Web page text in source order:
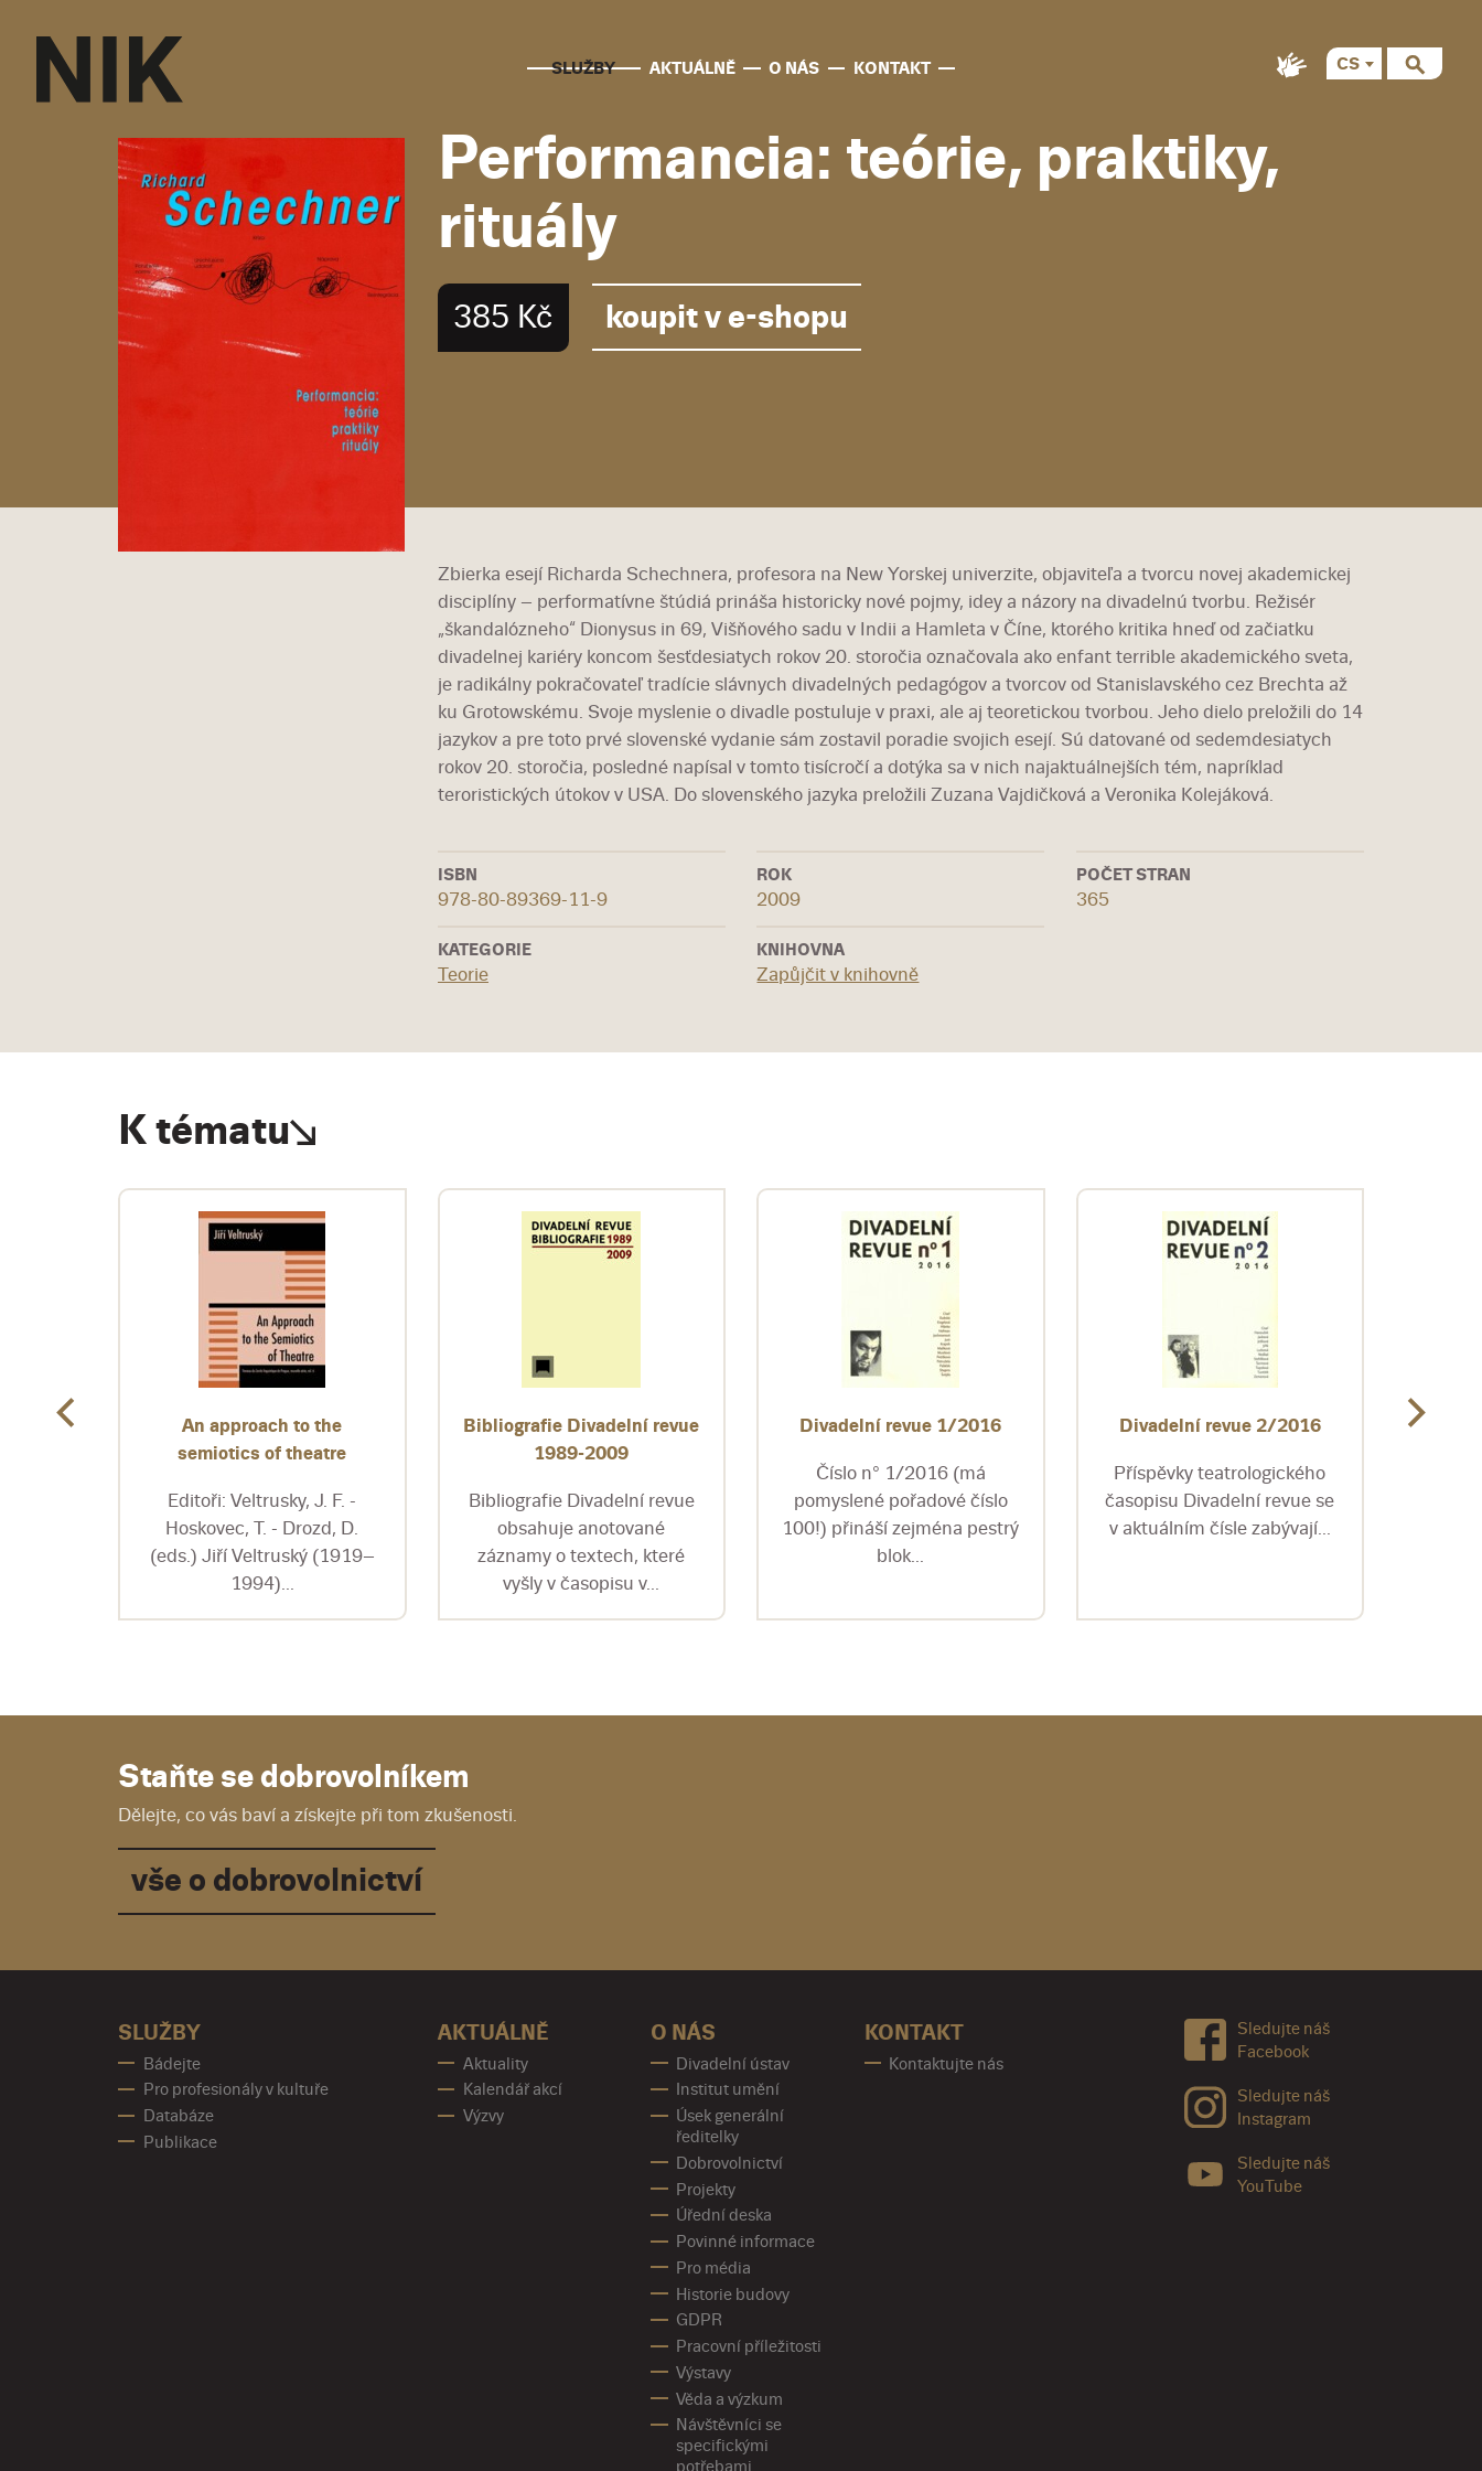
SLUŽBY AKTUÁLNĚ O NÁS KONTAKT
CS
Performancia: teórie, praktiky,
rituály
385 Kč koupit v e-shopu
Zbierka esejí Richarda Schechnera, profesora na New Yorskej univerzite, objaviteľa a tvorcu novej akademickej
disciplíny – performatívne štúdiá prináša historicky nové pojmy, idey a názory na divadelnú tvorbu. Režisér
„škandalózneho“ Dionysus in 69, Višňového sadu v Indii a Hamleta v Číne, ktorého kritika hneď od začiatku
divadelnej kariéry koncom šesťdesiatych rokov 20. storočia označovala ako enfant terrible akademického sveta,
je radikálny pokračovateľ tradície slávnych divadelných pedagógov a tvorcov od Stanislavského cez Brechta až
ku Grotowskému. Svoje myslenie o divadle postuluje v praxi, ale aj teoretickou tvorbou. Jeho dielo preložili do 14
jazykov a pre toto prvé slovenské vydanie sám zostavil poradie svojich esejí. Sú datované od sedemdesiatych
rokov 20. storočia, posledné napísal v tomto tisícročí a dotýka sa v nich najaktuálnejších tém, napríklad
teroristických útokov v USA. Do slovenského jazyka preložili Zuzana Vajdičková a Veronika Kolejáková.
ISBN
978-80-89369-11-9
ROK
2009
POČET STRAN
365
KATEGORIE
Teorie
KNIHOVNA
Zapůjčit v knihovně
K tématu
An approach to the
semiotics of theatre
Editoři: Veltrusky, J. F. -
Hoskovec, T. - Drozd, D.
(eds.) Jiří Veltruský (1919–
1994)...
Bibliografie Divadelní revue
1989-2009
Bibliografie Divadelní revue
obsahuje anotované
záznamy o textech, které
vyšly v časopisu v...
Divadelní revue 1/2016
Číslo n° 1/2016 (má
pomyslené pořadové číslo
100!) přináší zejména pestrý
blok...
Divadelní revue 2/2016
Příspěvky teatrologického
časopisu Divadelní revue se
v aktuálním čísle zabývají...
Staňte se dobrovolníkem
Dělejte, co vás baví a získejte při tom zkušenosti.
vše o dobrovolnictví
SLUŽBY
Bádejte
Pro profesionály v kultuře
Databáze
Publikace
AKTUÁLNĚ
Aktuality
Kalendář akcí
Výzvy
O NÁS
Divadelní ústav
Institut umění
Úsek generální
ředitelky
Dobrovolnictví
Projekty
Úřední deska
Povinné informace
Pro média
Historie budovy
GDPR
Pracovní příležitosti
Výstavy
Věda a výzkum
Návštěvníci se
specifickými
KONTAKT
Kontaktujte nás
Sledujte náš
Facebook
Sledujte náš
Instagram
Sledujte náš
YouTube